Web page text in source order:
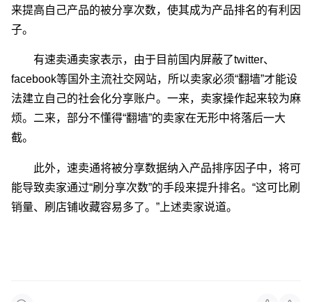
来提高自己产品的被分享次数，使其成为产品排名的有利因
子。
有速卖通卖家表示，由于目前国内屏蔽了twitter、
facebook等国外主流社交网站，所以卖家必须“翻墙”才能设
法建立自己的社会化分享账户。一来，卖家操作起来较为麻
烦。二来，部分不懂得“翻墙”的卖家在无形中将落后一大
截。
此外，速卖通将被分享数据纳入产品排序因子中，将可
能导致卖家通过“刷分享次数”的手段来提升排名。“这可比刷
销量、刷店铺收藏容易多了。”上述卖家说道。